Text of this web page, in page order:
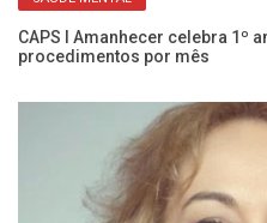
CAPS I Amanhecer celebra 1º
procedimentos por mês